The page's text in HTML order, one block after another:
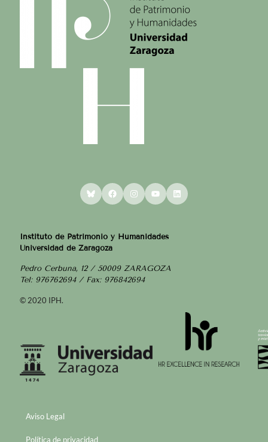
BlueskyFacebookInstagram
YouTubeLinkedIn
Instituto de Patrimonio y Humanidades
Universidad de Zaragoza
Pedro Cerbuna, 12 / 50009 ZARAGOZA
Tel: 976762694 / Fax: 976842694
© 2020 IPH.
Aviso Legal
Política de privacidad